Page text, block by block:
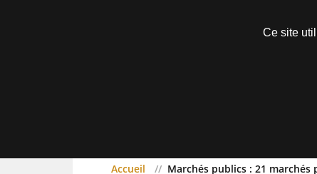
Accueil Marchés publics : 21 marchés
Ce site